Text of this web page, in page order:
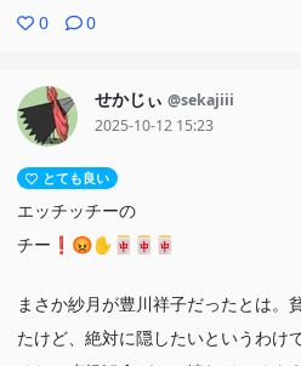
0 0
せかじぃ @sekajiii
2025-10-12 15:23
とても良い
エッチッチーの
チー❗️😡✋🀄🀄🀄
まさか紗月が豊川祥子だったとは。
たけど、絶対に隠したいというわけ